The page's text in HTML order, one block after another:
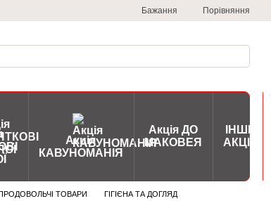
Бажання Порівняння
Акція
КАВУНОМАНІЯ
Акція ДО
МАКОВЕЯ
ІНШІ
АКЦІЇ
ТОВАРИ
ГІГІЄНА ТА ДОГЛЯД